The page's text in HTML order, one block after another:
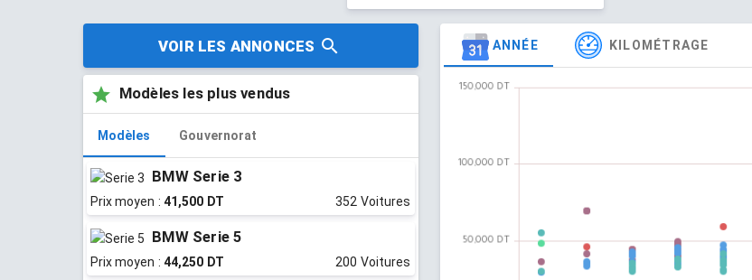
VOIR LES ANNONCES
Modèles les plus vendus
Modèles Gouvernorat
BMW Serie 3
Prix moyen : 41,500 DT 352 Voitures
BMW Serie 5
Prix moyen : 44,250 DT 200 Voitures
ANNÉE KILOMÉTRAGE